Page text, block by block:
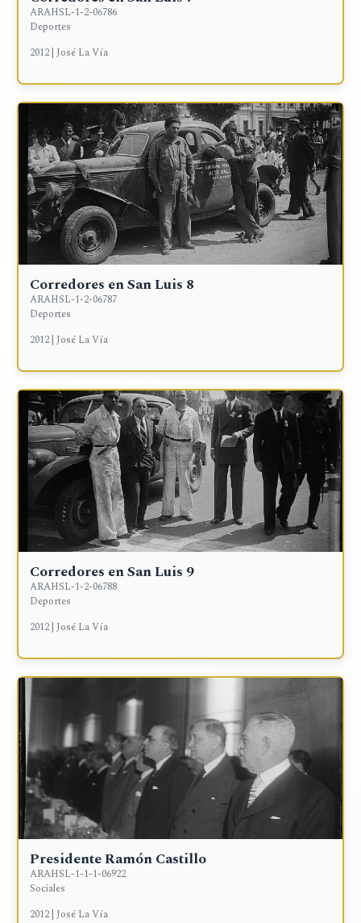
ARAHSL-1-2-06786
Deportes
2012 | José La Vía
Corredores en San Luis 8
ARAHSL-1-2-06787
Deportes
2012 | José La Vía
Corredores en San Luis 9
ARAHSL-1-2-06788
Deportes
2012 | José La Vía
Presidente Ramón Castillo
ARAHSL-1-1-1-06922
Sociales
2012 | José La Vía